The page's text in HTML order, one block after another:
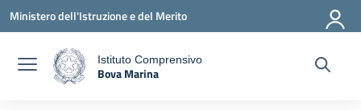
Ministero dell'Istruzione e del Merito
Istituto Comprensivo
Bova Marina